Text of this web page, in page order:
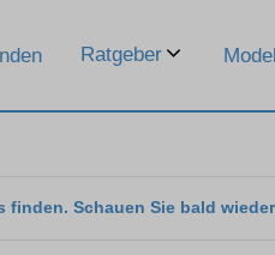
Ratgeber
finden. Schauen Sie bald